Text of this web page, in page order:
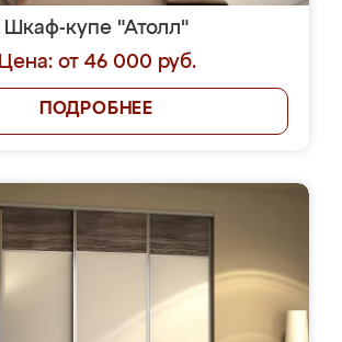
Шкаф-купе "Атолл"
Цена: от 46 000 руб.
ПОДРОБНЕЕ